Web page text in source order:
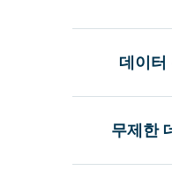
데이터
무제한